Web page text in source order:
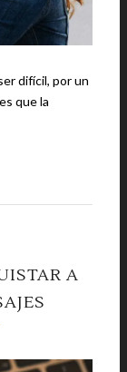
difícil, por un
que la
A